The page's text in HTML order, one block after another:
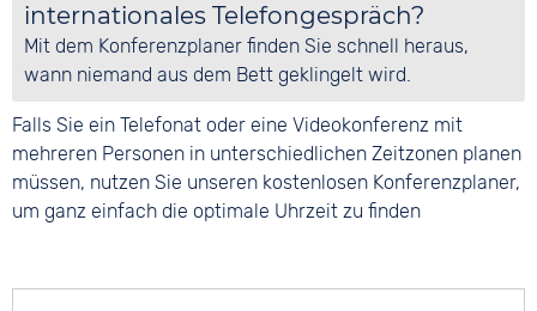
internationales Telefongespräch?
Mit dem Konferenzplaner finden Sie schnell heraus,
wann niemand aus dem Bett geklingelt wird.
Falls Sie ein Telefonat oder eine Videokonferenz mit
mehreren Personen in unterschiedlichen Zeitzonen planen
müssen, nutzen Sie unseren kostenlosen Konferenzplaner,
um ganz einfach die optimale Uhrzeit zu finden